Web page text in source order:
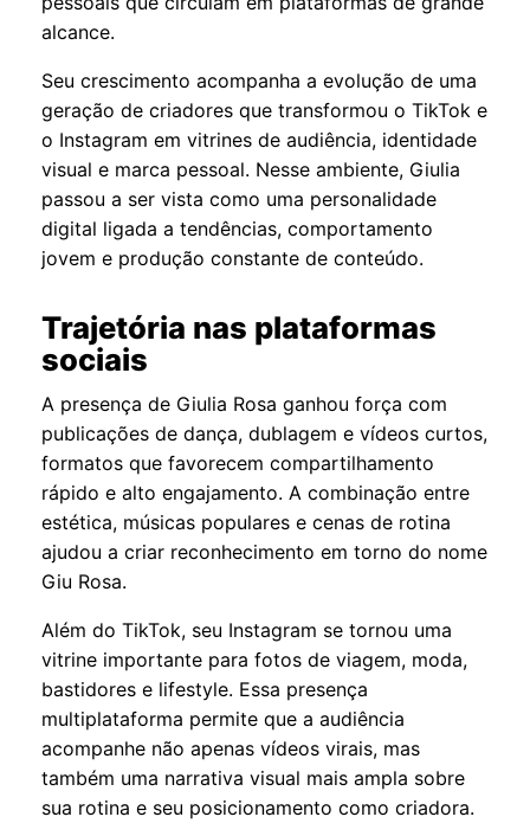
alcance.
Seu crescimento acompanha a evolução de uma
geração de criadores que transformou o TikTok e
o Instagram em vitrines de audiência, identidade
visual e marca pessoal. Nesse ambiente, Giulia
passou a ser vista como uma personalidade
digital ligada a tendências, comportamento
jovem e produção constante de conteúdo.
Trajetória nas plataformas
sociais
A presença de Giulia Rosa ganhou força com
publicações de dança, dublagem e vídeos curtos,
formatos que favorecem compartilhamento
rápido e alto engajamento. A combinação entre
estética, músicas populares e cenas de rotina
ajudou a criar reconhecimento em torno do nome
Giu Rosa.
Além do TikTok, seu Instagram se tornou uma
vitrine importante para fotos de viagem, moda,
bastidores e lifestyle. Essa presença
multiplataforma permite que a audiência
acompanhe não apenas vídeos virais, mas
também uma narrativa visual mais ampla sobre
sua rotina e seu posicionamento como criadora.